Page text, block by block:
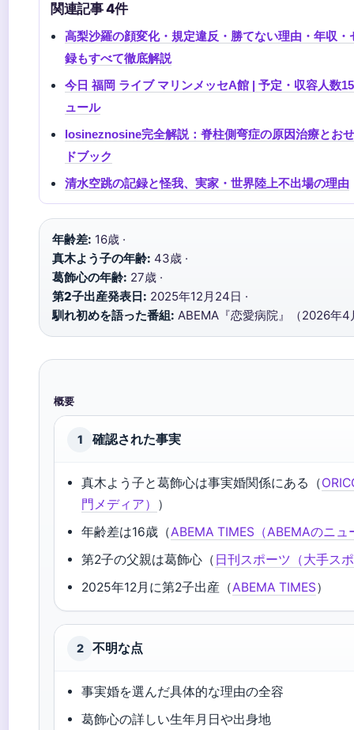
関連記事 4件
高梨沙羅の顔変化・規定違反・勝てない理由・年収
録もすべて徹底解説
今日 福岡 ライブ マリンメッセA館 | 予定・収容人数
ュール
losineznosine完全解説：脊柱側弯症の原因治療とお
ドブック
清水空跳の記録と怪我、実家・世界陸上不出場の理由
年齢差: 16歳 ·
真木よう子の年齢: 43歳 ·
葛飾心の年齢: 27歳 ·
第2子出産発表日: 2025年12月24日 ·
馴れ初めを語った番組: ABEMA『恋愛病院』（2026年4
概要
1 確認された事実
真木よう子と葛飾心は事実婚関係にある（
門メディア） ）
年齢差は16歳（ABEMA TIMES（ABEMAのニュ
第2子の父親は葛飾心（ 日刊スポーツ（大手ス
2025年12月に第2子出産（ABEMA TIMES）
2 不明な点
事実婚を選んだ具体的な理由の全容
葛飾心の詳しい生年月日や出身地